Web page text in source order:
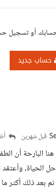
أو تسجيل
حساب جديد
قبل شهرين
البارحة أن
الحياة، وأعتقد
ذلك أكثر ما